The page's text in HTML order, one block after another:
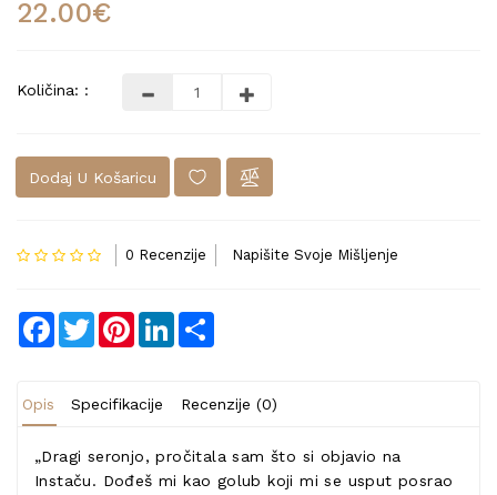
22.00€
Količina: :
Dodaj U Košaricu
0 Recenzije Napišite Svoje Mišljenje
Facebook
TwitterPinterestLinkedIn
Opis Specifikacije Recenzije (0)
„Dragi seronjo, pročitala sam što si objavio na
Instaču. Dođeš mi kao golub koji mi se usput posrao